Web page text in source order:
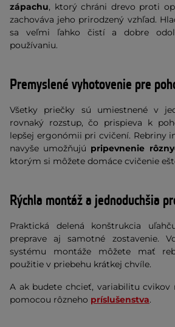
zápachu, ktorý chráni drevo proti
zachováva jeho prirodzený vzhľad.
sa veľmi ľahko čistí a dobre
používaniu.
Premyslené vyhotovenie pre
Všetky priečky sú umiestnené v
rovnaký rozstup, čo prispieva k
lepšej ergonómii pri cvičení. Rebriny
navyše umožňujú pripevnenie
ktorým si môžete domáce cvičenie
Rýchla montáž a jednoduchšia
Praktická delená konštrukcia
preprave aj samotné zostavenie.
systému montáže môžete mať
použitie v priebehu krátkej chvíle.
A ak budete chcieť, variabilitu cvikov
pomocou rôzneho príslušenstva.